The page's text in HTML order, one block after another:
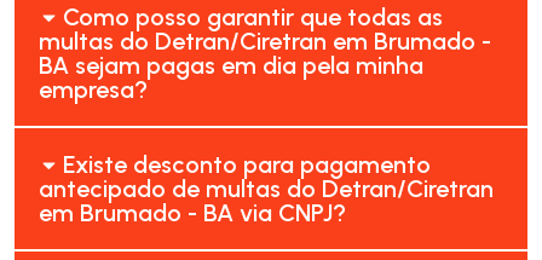
Como posso garantir que todas as
multas do Detran/Ciretran em Brumado -
BA sejam pagas em dia pela minha
empresa?
Existe desconto para pagamento
antecipado de multas do Detran/Ciretran
em Brumado - BA via CNPJ?